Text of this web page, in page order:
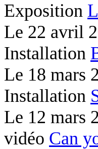
Exposition
Le 22 avril
Installation
Le 18 mars
Installation
Le 12 mars
vidéo Can